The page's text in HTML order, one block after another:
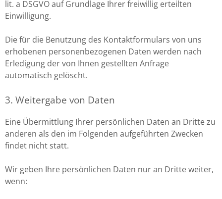
lit. a DSGVO auf Grundlage Ihrer freiwillig erteilten
Einwilligung.
Die für die Benutzung des Kontaktformulars von uns
erhobenen personenbezogenen Daten werden nach
Erledigung der von Ihnen gestellten Anfrage
automatisch gelöscht.
3. Weitergabe von Daten
Eine Übermittlung Ihrer persönlichen Daten an Dritte zu
anderen als den im Folgenden aufgeführten Zwecken
findet nicht statt.
Wir geben Ihre persönlichen Daten nur an Dritte weiter,
wenn: